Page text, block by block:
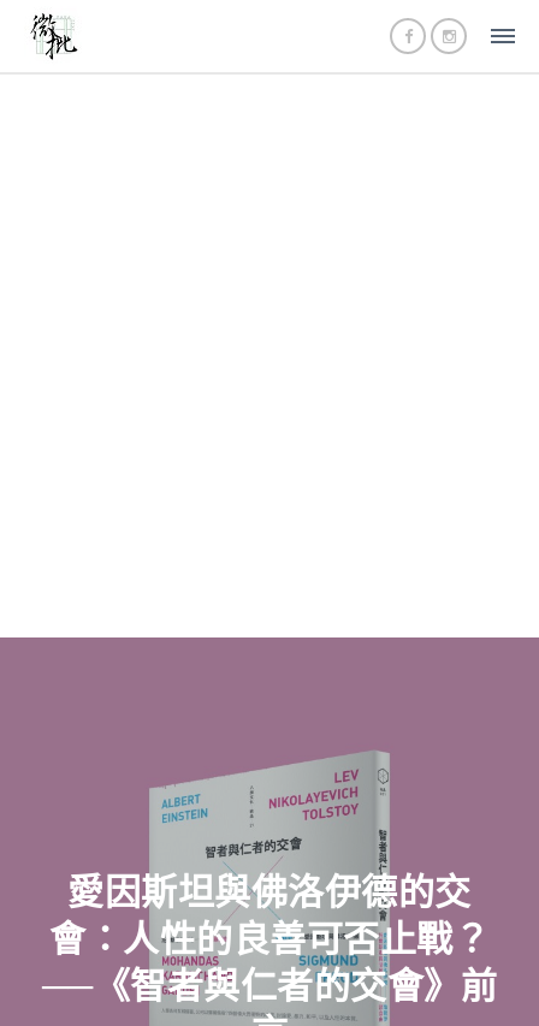
愛因斯坦與佛洛伊德的交
會：人性的良善可否止戰？
──《智者與仁者的交會》前